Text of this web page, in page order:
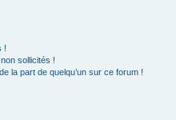
!
sollicités !
la part de quelqu’un sur ce forum !